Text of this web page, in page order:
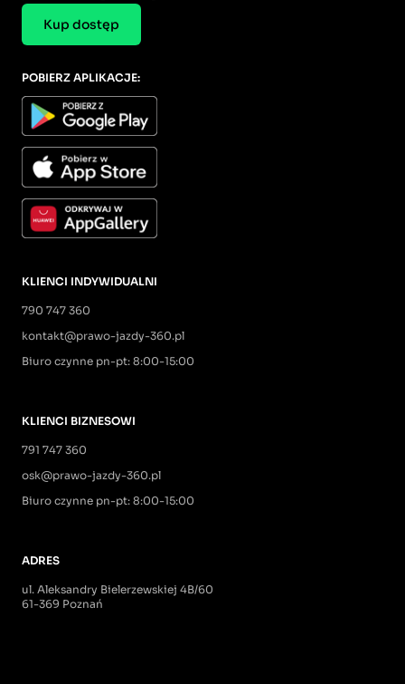
Kup dostęp
KLIENCI INDYWIDUALNI
790 747 360
kontakt@prawo-jazdy-360.pl
Biuro czynne pn-pt: 8:00-15:00
KLIENCI BIZNESOWI
791 747 360
osk@prawo-jazdy-360.pl
Biuro czynne pn-pt: 8:00-15:00
ADRES
ul. Aleksandry Bielerzewskiej 4B/60
61-369 Poznań
POBIERZ APLIKACJE: